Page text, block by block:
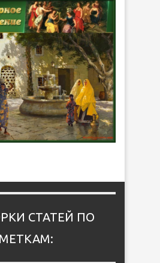
СТАТЕЙ ПО
МЕТКАМ: